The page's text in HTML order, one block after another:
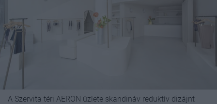
A Szervita téri AERON üzlete skandináv reduktív dizájnt